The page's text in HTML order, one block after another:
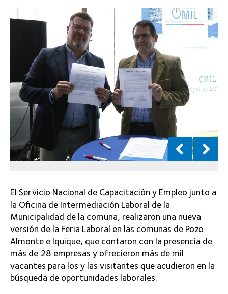
El Servicio Nacional de Capacitación y Empleo junto a
la Oficina de Intermediación Laboral de la
Municipalidad de la comuna, realizaron una nueva
versión de la Feria Laboral en las comunas de Pozo
Almonte e Iquique, que contaron con la presencia de
más de 28 empresas y ofrecieron más de mil
vacantes para los y las visitantes que acudieron en la
búsqueda de oportunidades laborales.